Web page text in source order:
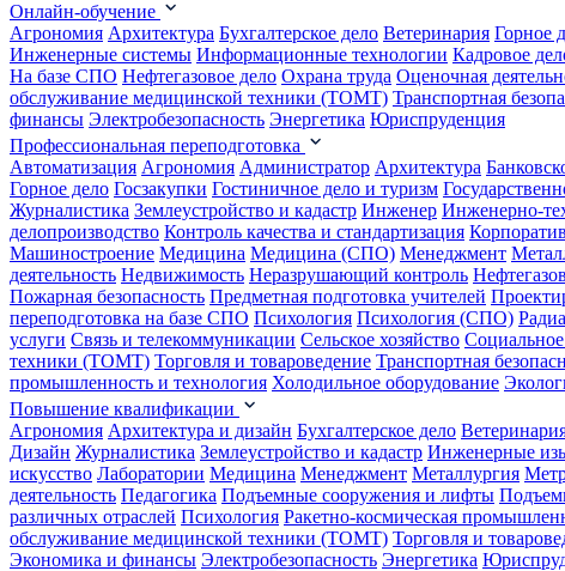
Онлайн-обучение
Агрономия Архитектура Бухгалтерское дело Ветеринария Горное
Инженерные системы Информационные технологии Кадровое
На базе СПО Нефтегазовое дело Охрана труда Оценочная
обслуживание медицинской техники (ТОМТ) Транспортная
финансы Электробезопасность Энергетика Юриспруденция
Профессиональная переподготовка
Автоматизация Агрономия Администратор Архитектура
Горное дело Госзакупки Гостиничное дело и туризм
Журналистика Землеустройство и кадастр Инженер Инженерно-
делопроизводство Контроль качества и стандартизация
Машиностроение Медицина Медицина (СПО) Менеджмент
деятельность Недвижимость Неразрушающий контроль
Пожарная безопасность Предметная подготовка учителей
переподготовка на базе СПО Психология Психология (СПО)
услуги Связь и телекоммуникации Сельское хозяйство
техники (ТОМТ) Торговля и товароведение Транспортная
промышленность и технология Холодильное оборудование
Повышение квалификации
Агрономия Архитектура и дизайн Бухгалтерское дело
Дизайн Журналистика Землеустройство и кадастр Инженерные
искусство Лаборатории Медицина Менеджмент Металлургия
деятельность Педагогика Подъемные сооружения и лифты
различных отраслей Психология Ракетно-космическая
обслуживание медицинской техники (ТОМТ) Торговля и
Экономика и финансы Электробезопасность Энергетика